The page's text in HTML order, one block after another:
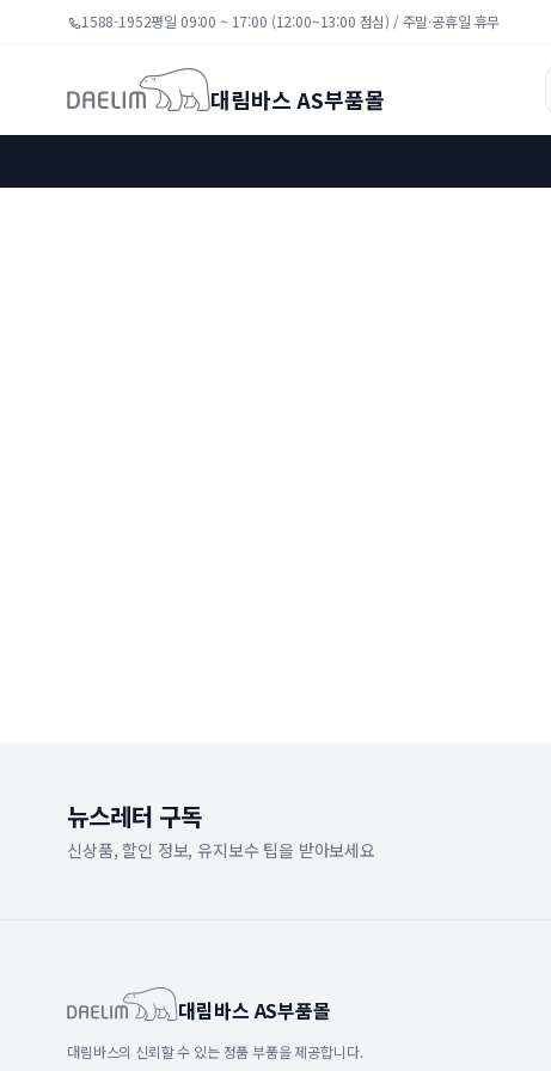
1588-1952평일 09:00 ~ 17:00 (12:00~13:00 점심) / 주말·공휴일 휴무
대림바스 AS부품몰
뉴스레터 구독
신상품, 할인 정보, 유지보수 팁을 받아보세요
대림바스 AS부품몰
대림바스의 신뢰할 수 있는 정품 부품을 제공합니다.